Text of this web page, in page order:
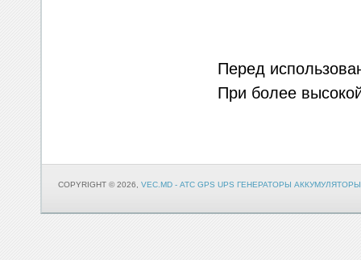
Перед
При более
COPYRIGHT © 2026, VEC.MD - АТС GPS UPS ГЕНЕРАТОРЫ